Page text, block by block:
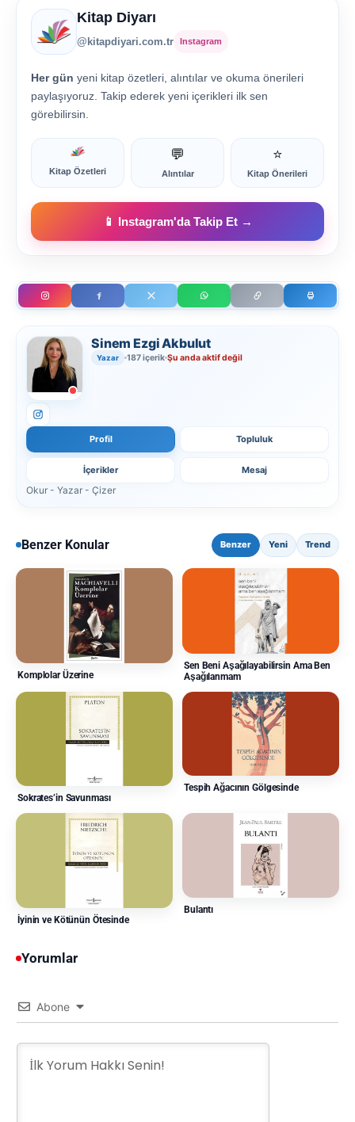
Kitap Diyarı
@kitapdiyari.com.tr Instagram
Her gün yeni kitap özetleri, alıntılar ve okuma önerileri
paylaşıyoruz. Takip ederek yeni içerikleri ilk sen
görebilirsin.
Kitap Özetleri
💬
Alıntılar
⭐
Kitap Önerileri
📱 Instagram'da Takip Et →
Sinem Ezgi Akbulut
Yazar 187 içerik Şu anda aktif değil
Profil Topluluk
İçerikler Mesaj
Okur - Yazar - Çizer
Benzer Konular Benzer Yeni Trend
Komplolar Üzerine
Sen Beni Aşağılayabilirsin Ama Ben
Aşağılanmam
Sokrates’in Savunması
Tespih Ağacının Gölgesinde
İyinin ve Kötünün Ötesinde
Bulantı
Yorumlar
Abone